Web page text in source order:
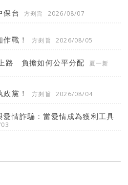
保台 方剡旨 2026/08/07
戰！ 方剡旨 2026/08/05
路 負擔如何公平分配
夏一新
黨！ 方剡旨 2026/08/04
愛情詐騙：當愛情成為獲利工具